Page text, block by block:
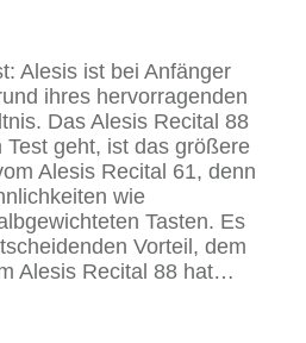
Alesis ist bei Anfänger
ihres hervorragenden
Das Alesis Recital 88
geht, ist das größere
Alesis Recital 61, denn
wie
Tasten. Es
Vorteil, dem
Alesis Recital 88 hat…